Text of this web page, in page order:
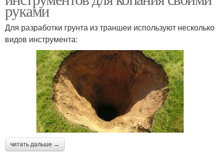
руками
Для разработки грунта из траншеи используют несколько
видов инструмента:
читать дальше →